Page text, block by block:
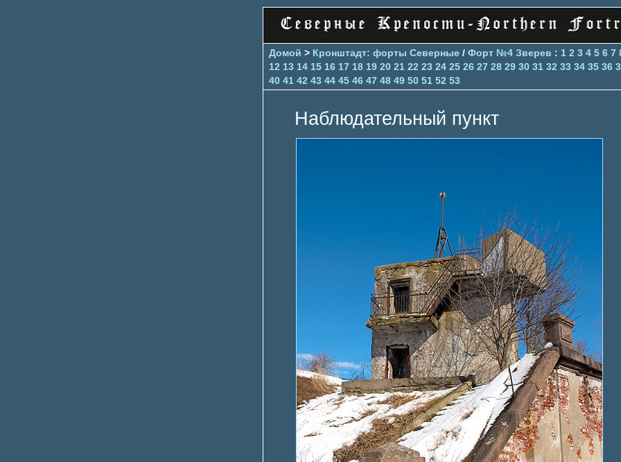
Домой > Кронштадт: форты Северные / Форт №4 Зверев : 1 2 3 4 5 6 7
12 13 14 15 16 17 18 19 20 21 22 23 24 25 26 27 28 29 30 31 32 33 34 35 36
40 41 42 43 44 45 46 47 48 49 50 51 52 53
Наблюдательный пункт